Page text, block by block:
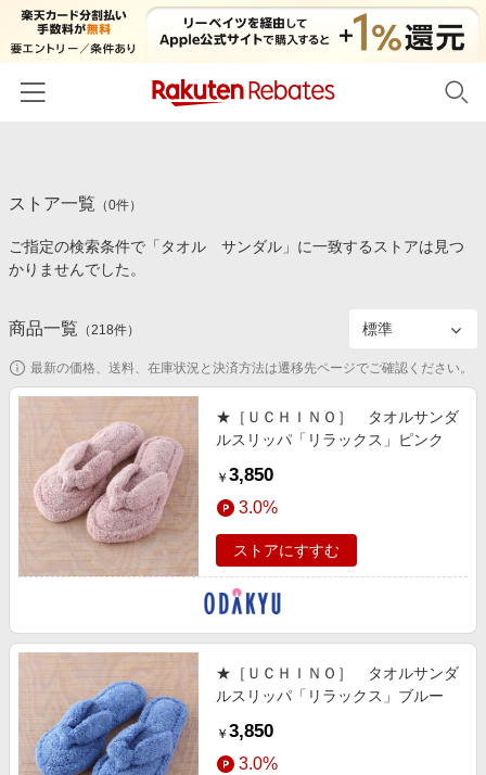
カテゴリー一覧
百貨店・総合ECモール
食品・スイーツ・お酒
コスメ・健康・医薬品
キッズ・ベビー用品
家電・PC・スマホ・カメラ
エンタメ
スポーツ・アウトドア・ゴルフ
インテリア・寝具
旅行・レジャー・ホテル予約
生活・お役立ち
金融・マネー・保険
デジタルコンテンツ
イベント一覧
初回購入者限定特典
対象ストア新規限定特典
新着ストアのご紹介
電子書籍特集
楽天ペイ導入ストア
楽天サービス特集
旅行特集
わくわく夏特集
Apple公式サイト×楽天カード分割払い
Qoo10メガポ
Samsung ボーナスキャンペーン
週末の高還元 夏の長期版
楽天IDでログイン/会員登録
ストア一覧 （0件）
ご指定の検索条件で「タオル サンダル」に一致するストアは見つ
かりませんでした。
商品一覧 （218件）
最新の価格、送料、在庫状況と決済方法は遷移先ページでご確認ください。
★［ＵＣＨＩＮＯ］ タオルサンダ
ルスリッパ「リラックス」ピンク
￥ 3,850
3.0%
ストアにすすむ
★［ＵＣＨＩＮＯ］ タオルサンダ
ルスリッパ「リラックス」ブルー
￥ 3,850
3.0%